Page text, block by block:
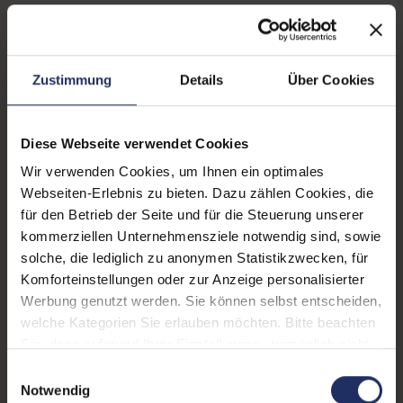
Zustimmung Details Über Cookies
Diese Webseite verwendet Cookies
Wir verwenden Cookies, um Ihnen ein optimales
Webseiten-Erlebnis zu bieten. Dazu zählen Cookies, die
für den Betrieb der Seite und für die Steuerung unserer
kommerziellen Unternehmensziele notwendig sind, sowie
solche, die lediglich zu anonymen Statistikzwecken, für
Komforteinstellungen oder zur Anzeige personalisierter
Werbung genutzt werden. Sie können selbst entscheiden,
welche Kategorien Sie erlauben möchten. Bitte beachten
Weitere Informationen finden Sie in
Notwendig
Gebraucht
Displaygröße: 14,0 Zoll
Displayauflösung: 1920 x 1080 FHD
Displayart: Mattes Display
Prozessor:
Intel Core i7 10510U @ 1,8
GHz
CPU Generation: 10
Prozessorkerne: 4